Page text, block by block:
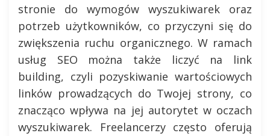
stronie do wymogów wyszukiwarek oraz
potrzeb użytkowników, co przyczyni się do
zwiększenia ruchu organicznego. W ramach
usług SEO można także liczyć na link
building, czyli pozyskiwanie wartościowych
linków prowadzących do Twojej strony, co
znacząco wpływa na jej autorytet w oczach
wyszukiwarek. Freelancerzy często oferują